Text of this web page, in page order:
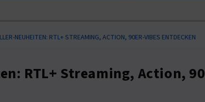
NEUHEITEN: RTL+ STREAMING, ACTION, 90ER-VIBES ENTDECKEN
RTL+ Streaming, Action,